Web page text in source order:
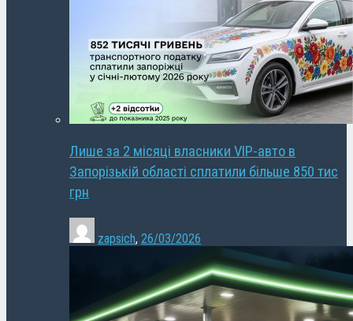
Лише за 2 місяці власники VIP-авто в
Запорізькій області сплатили більше 850 тис
грн
zapsich, 26/03/2026